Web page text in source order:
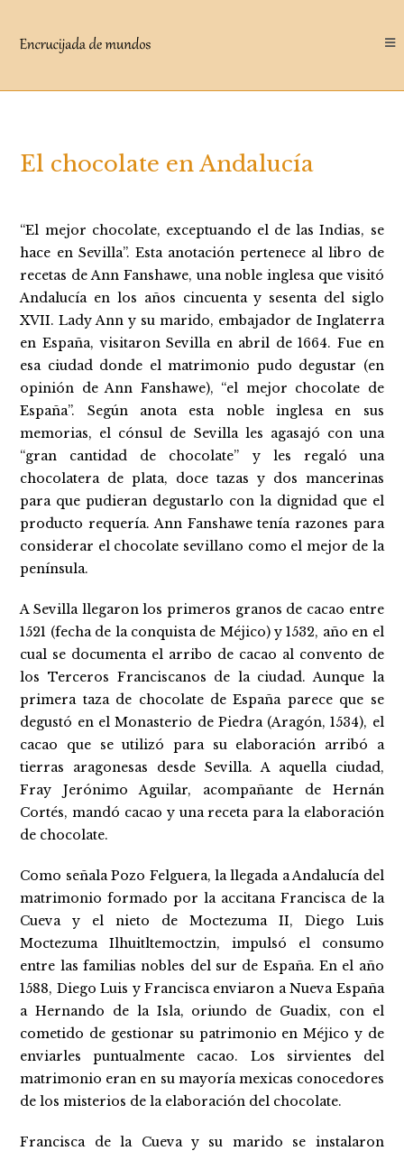
contenido
El chocolate en Andalucía
“El mejor chocolate, exceptuando el de las Indias, se
hace en Sevilla”. Esta anotación pertenece al libro de
recetas de Ann Fanshawe, una noble inglesa que visitó
Andalucía en los años cincuenta y sesenta del siglo
XVII. Lady Ann y su marido, embajador de Inglaterra
en España, visitaron Sevilla en abril de 1664. Fue en
esa ciudad donde el matrimonio pudo degustar (en
opinión de Ann Fanshawe), “el mejor chocolate de
España”. Según anota esta noble inglesa en sus
memorias, el cónsul de Sevilla les agasajó con una
“gran cantidad de chocolate” y les regaló una
chocolatera de plata, doce tazas y dos mancerinas
para que pudieran degustarlo con la dignidad que el
producto requería. Ann Fanshawe tenía razones para
considerar el chocolate sevillano como el mejor de la
península.
A Sevilla llegaron los primeros granos de cacao entre
1521 (fecha de la conquista de Méjico) y 1532, año en el
cual se documenta el arribo de cacao al convento de
los Terceros Franciscanos de la ciudad. Aunque la
primera taza de chocolate de España parece que se
degustó en el Monasterio de Piedra (Aragón, 1534), el
cacao que se utilizó para su elaboración arribó a
tierras aragonesas desde Sevilla. A aquella ciudad,
Fray Jerónimo Aguilar, acompañante de Hernán
Cortés, mandó cacao y una receta para la elaboración
de chocolate.
Como señala Pozo Felguera, la llegada a Andalucía del
matrimonio formado por la accitana Francisca de la
Cueva y el nieto de Moctezuma II, Diego Luis
Moctezuma Ilhuitltemoctzin, impulsó el consumo
entre las familias nobles del sur de España. En el año
1588, Diego Luis y Francisca enviaron a Nueva España
a Hernando de la Isla, oriundo de Guadix, con el
cometido de gestionar su patrimonio en Méjico y de
enviarles puntualmente cacao. Los sirvientes del
matrimonio eran en su mayoría mexicas conocedores
de los misterios de la elaboración del chocolate.
Francisca de la Cueva y su marido se instalaron